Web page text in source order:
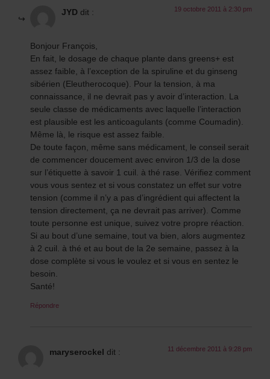
JYD dit : 19 octobre 2011 à 2:30 pm
Bonjour François,
En fait, le dosage de chaque plante dans greens+ est
assez faible, à l’exception de la spiruline et du ginseng
sibérien (Eleutherocoque). Pour la tension, à ma
connaissance, il ne devrait pas y avoir d’interaction. La
seule classe de médicaments avec laquelle l’interaction
est plausible est les anticoagulants (comme Coumadin).
Même là, le risque est assez faible.
De toute façon, même sans médicament, le conseil serait
de commencer doucement avec environ 1/3 de la dose
sur l’étiquette à savoir 1 cuil. à thé rase. Vérifiez comment
vous vous sentez et si vous constatez un effet sur votre
tension (comme il n’y a pas d’ingrédient qui affectent la
tension directement, ça ne devrait pas arriver). Comme
toute personne est unique, suivez votre propre réaction.
Si au bout d’une semaine, tout va bien, alors augmentez
à 2 cuil. à thé et au bout de la 2e semaine, passez à la
dose complète si vous le voulez et si vous en sentez le
besoin.
Santé!
Répondre
maryserockel dit : 11 décembre 2011 à 9:28 pm